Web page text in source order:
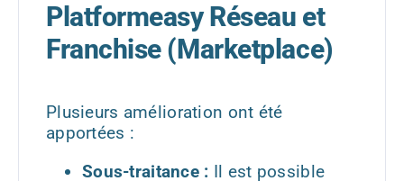
Platformeasy Réseau et
Franchise (Marketplace)
Plusieurs amélioration ont été
apportées :
Sous-traitance : Il est possible